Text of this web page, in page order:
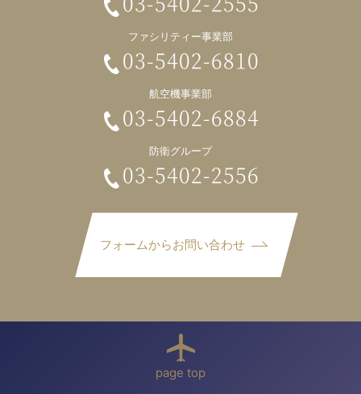
フォームからお問い合わせ
ファシリティー事業部
03-5402-6810
航空機事業部
03-5402-6884
防衛グループ
03-5402-2556
page top